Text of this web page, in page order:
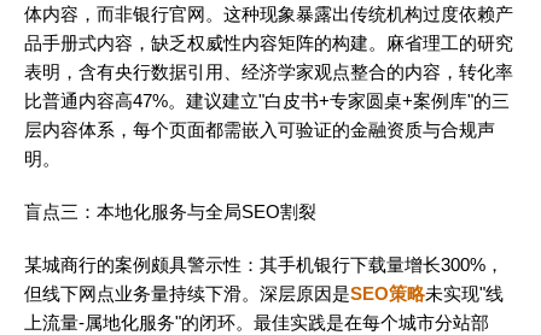
体内容，而非银行官网。这种现象暴露出传统机构过度依赖产
品手册式内容，缺乏权威性内容矩阵的构建。麻省理工的研究
表明，含有央行数据引用、经济学家观点整合的内容，转化率
比普通内容高47%。建议建立"白皮书+专家圆桌+案例库"的三
层内容体系，每个页面都需嵌入可验证的金融资质与合规声
明。
盲点三：本地化服务与全局SEO割裂
某城商行的案例颇具警示性：其手机银行下载量增长300%，
但线下网点业务量持续下滑。深层原因是SEO策略未实现"线
上流量-属地化服务"的闭环。最佳实践是在每个城市分站部